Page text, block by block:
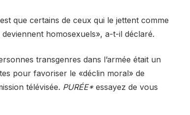
que certains de ceux qui le jettent comme
homosexuels», a-t-il déclaré.
transgenres dans l’armée était un
pour favoriser le «déclin moral» de
télévisée. PURÉE* essayez de vous